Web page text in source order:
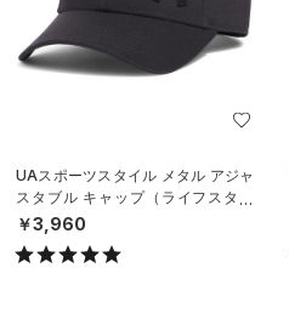
UAスポーツスタイル メタル アジャ
スタブル キャップ（ライフスタイ
ル/MEN）
￥3,960